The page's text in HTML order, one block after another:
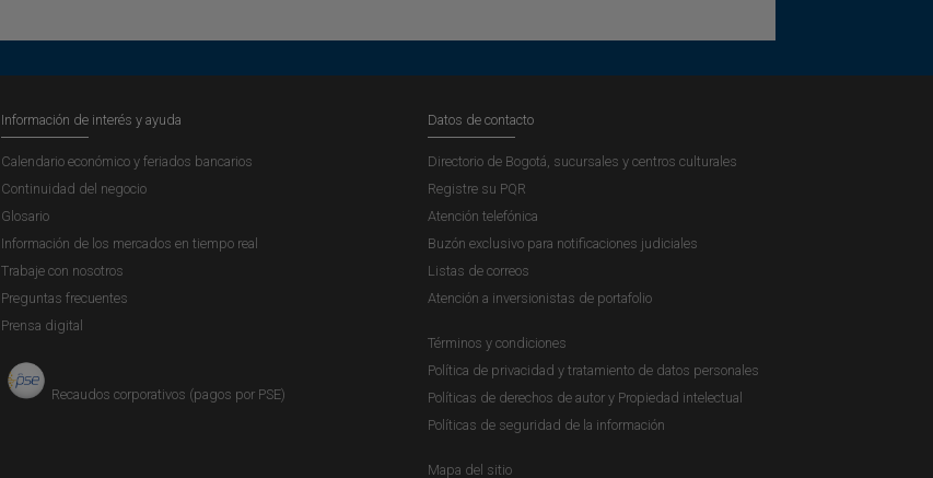
Información de interés y ayuda
Calendario económico y feriados bancarios
Continuidad del negocio
Glosario
Información de los mercados en tiempo real
Trabaje con nosotros
Preguntas frecuentes
Prensa digital
Recaudos corporativos (pagos por PSE)
Datos de contacto
Directorio de Bogotá, sucursales y centros culturales
Registre su PQR
Atención telefónica
Buzón exclusivo para notificaciones judiciales
Listas de correos
Atención a inversionistas de portafolio
Términos y condiciones
Política de privacidad y tratamiento de datos personales
Políticas de derechos de autor y Propiedad intelectual
Políticas de seguridad de la información
Mapa del sitio